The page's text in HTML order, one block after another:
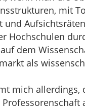
mit
und
Hochschulen
dem
als
mich allerdings,